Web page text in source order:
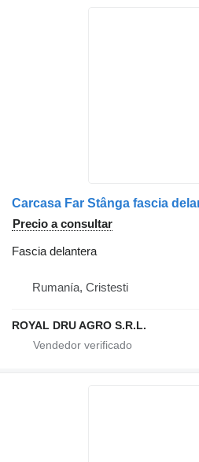
Precio a consultar
Fascia delantera
Rumanía, Cristesti
ROYAL DRU AGRO S.R.L.